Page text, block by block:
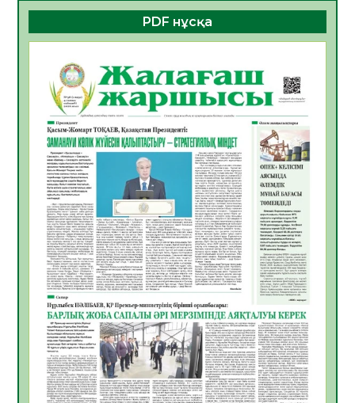
ҚҰРЫЛТАЙ САЙЛАУЫ – БОЛАШАҚҚА
БАСТАР ЖАУАПТЫ ТАҢДАУ
06.08.2026
Инфекциялық ауруларға қарсы иммундау
жұмыстарының тиімділігі
06.08.2026
53
Көкжөтел ауруы туралы
06.08.2026
51
АПВ вакцинасы туралы мәлімет
06.08.2026
49
Open Air: Қызылорда облысы полиция
департаменті 20 мыңнан астам
көрерменнің қауіпсіздігін қамтамасыз етті
06.08.2026
62
ҚЫЗЫЛОРДАДА «САНАЛЫ ҰРПАҚ –
ЖАРҚЫН БОЛАШАҚ» АТТЫ КЕҢЕЙТІЛГЕН
МӘЖІЛІС ӨТТІ
PDF нұсқа